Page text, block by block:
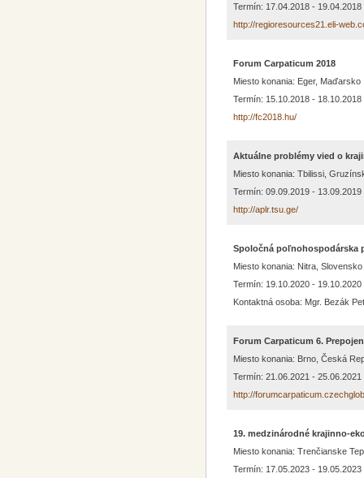
Termín: 17.04.2018 - 19.04.2018
http://regioresources21.eli-
Forum Carpaticum 2018
Miesto konania: Eger, Maďarsko
Termín: 15.10.2018 - 18.10.2018
http://fc2018.hu/
Aktuálne problémy vied o
Miesto konania: Tbilissi,
Termín: 09.09.2019 - 13.09.2019
http://aplr.tsu.ge/
Spoločná poľnohospodárska
Miesto konania: Nitra, Slovensko
Termín: 19.10.2020 - 19.10.2020
Kontaktná osoba: Mgr. Bezák
Forum Carpaticum 6.
Miesto konania: Brno, Česká
Termín: 21.06.2021 - 25.06.2021
http://
19. medzinárodné krajinno-
Miesto konania: Trenčianske
Termín: 17.05.2023 - 19.05.2023